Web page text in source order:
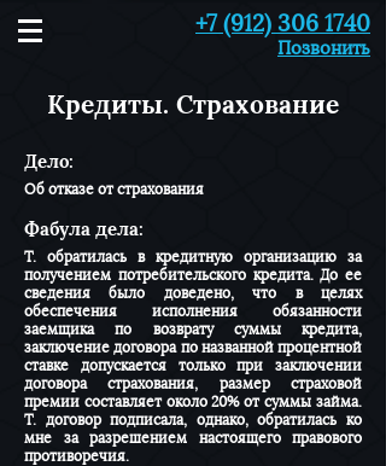
+7 (912) 306 1740
Позвонить
Кредиты. Страхование
Дело:
Об отказе от страхования
Фабула дела:
Т. обратилась в кредитную организацию за
получением потребительского кредита. До ее
сведения было доведено, что в целях
обеспечения исполнения обязанности
заемщика по возврату суммы кредита,
заключение договора по названной процентной
ставке допускается только при заключении
договора страхования, размер страховой
премии составляет около 20% от суммы займа.
Т. договор подписала, однако, обратилась ко
мне за разрешением настоящего правового
противоречия.